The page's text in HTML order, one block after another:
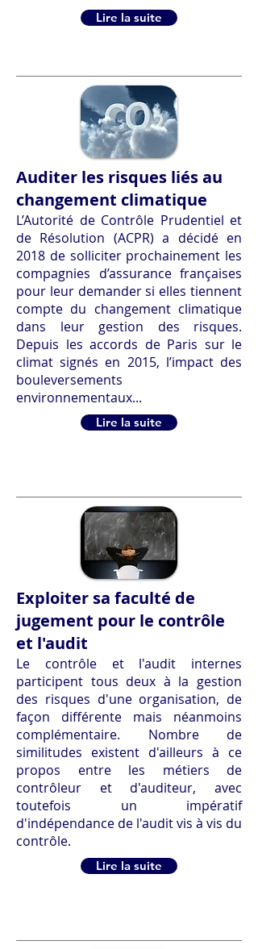
Lire la suite
Auditer les risques liés au
changement climatique
L’Autorité de Contrôle Prudentiel et
de Résolution (ACPR) a décidé en
2018 de solliciter prochainement les
compagnies d’assurance françaises
pour leur demander si elles tiennent
compte du changement climatique
dans leur gestion des risques.
Depuis les accords de Paris sur le
climat signés en 2015, l’impact des
bouleversements
environnementaux...
Lire la suite
Exploiter sa faculté de
jugement pour le contrôle
et l'audit
Le contrôle et l'audit internes
participent tous deux à la gestion
des risques d'une organisation, de
façon différente mais néanmoins
complémentaire. Nombre de
similitudes existent d'ailleurs à ce
propos entre les métiers de
contrôleur et d'auditeur, avec
toutefois un impératif
d'indépendance de l'audit vis à vis du
contrôle.
Lire la suite